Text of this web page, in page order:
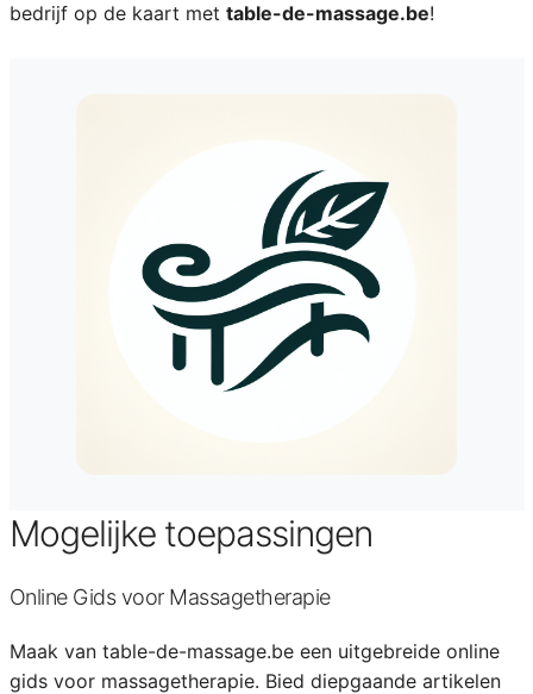
bedrijf op de kaart met table-de-massage.be!
Mogelijke toepassingen
Online Gids voor Massagetherapie
Maak van table-de-massage.be een uitgebreide online
gids voor massagetherapie. Bied diepgaande artikelen